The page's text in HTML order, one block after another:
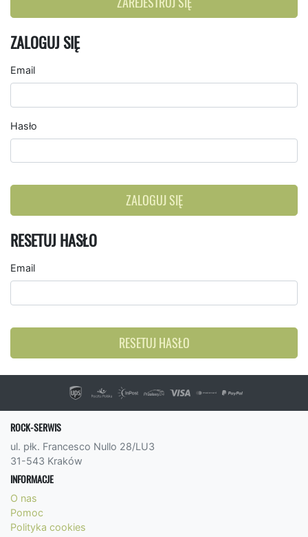
ZALOGUJ SIĘ
Email
Hasło
ZALOGUJ SIĘ
RESETUJ HASŁO
Email
RESETUJ HASŁO
ROCK-SERWIS
ul. płk. Francesco Nullo 28/LU3
31-543 Kraków
INFORMACJE
O nas
Pomoc
Polityka cookies